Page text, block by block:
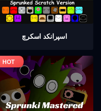
اسپرانکد اسکرچ